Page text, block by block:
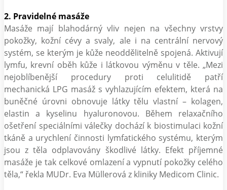
2. Pravidelné masáže
Masáže mají blahodárný vliv nejen na všechny vrstvy
pokožky, kožní cévy a svaly, ale i na centrální nervový
systém, se kterým je kůže neoddělitelně spojená. Aktivují
lymfu, krevní oběh kůže i látkovou výměnu v těle. „Mezi
nejoblíbenější procedury proti celulitidě patří
mechanická LPG masáž s vyhlazujícím efektem, která na
buněčné úrovni obnovuje látky tělu vlastní – kolagen,
elastin a kyselinu hyaluronovou. Během relaxačního
ošetření speciálními válečky dochází k biostimulaci kožní
tkáně a urychlení činnosti lymfatického systému, kterým
jsou z těla odplavovány škodlivé látky. Efekt příjemné
masáže je tak celkové omlazení a vypnutí pokožky celého
těla,“ řekla MUDr. Eva Müllerová z kliniky Medicom Clinic.